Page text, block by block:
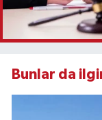
Bunlar da